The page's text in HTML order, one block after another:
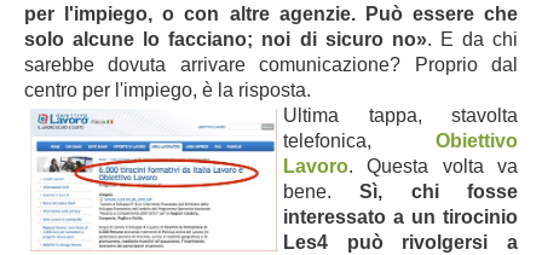
per l'impiego, o con altre agenzie. Può essere che
solo alcune lo facciano; noi di sicuro no». E da chi
sarebbe dovuta arrivare comunicazione? Proprio dal
centro per l'impiego, è la risposta.
Ultima tappa, stavolta
telefonica, Obiettivo
Lavoro. Questa volta va
bene.Sì, chi fosse
interessato a un tirocinio
Les4 può rivolgersi a